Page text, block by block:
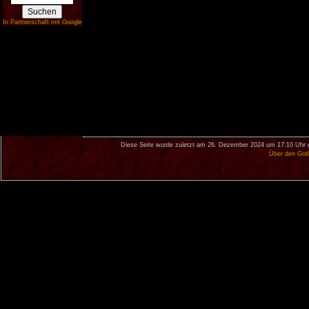
In Partnerschaft mit Google
Diese Seite wurde zuletzt am 26. Dezember 2024 um 17:10 Uhr
Über den